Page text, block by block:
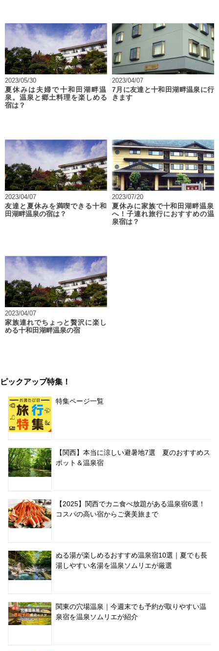
2023/05/30
夏休みは夫婦で十和田湖畔温
泉。温泉と郷土料理を楽しめる
宿は？
2023/04/07
7月に友達と十和田湖畔温泉に行
きます
2023/04/07
友達と夏休みを満喫できる十和
田湖畔温泉の宿は？
2023/07/20
夏休みに家族で十和田湖畔温泉
へ！子連れ旅行におすすめの温
泉宿は？
2023/04/07
家族連れでちょっと贅沢に楽し
める十和田湖畔温泉の宿
ピックアップ特集！
特集ページ一覧
【関西】本当に涼しい避暑地7選 夏のおすすめス
ポット＆温泉宿
【2025】関西でカニ食べ放題がある温泉宿6選！
コスパの高い宿からご褒美旅まで
ぬる湯が楽しめるおすすめ温泉宿10選｜夏でも長
湯しやすい名湯を温泉ソムリエが厳選
関東の穴場温泉｜今週末でも予約が取りやすい温
泉宿を温泉ソムリエが紹介